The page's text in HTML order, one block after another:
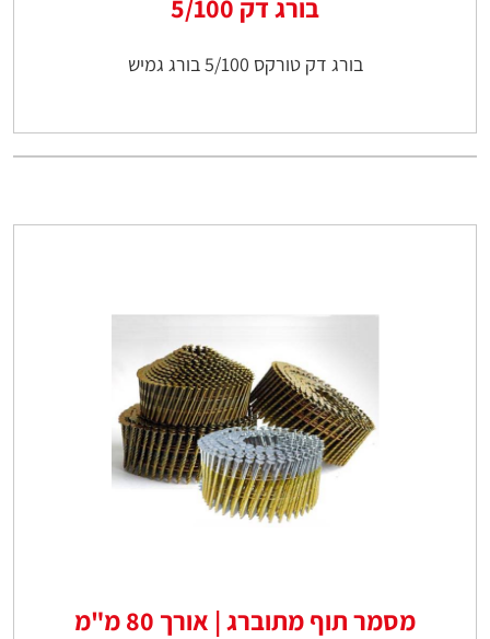
בורג דק 5/100
בורג דק טורקס 5/100 בורג גמיש
מסמר תוף מתוברג | אורך 80 מ"מ